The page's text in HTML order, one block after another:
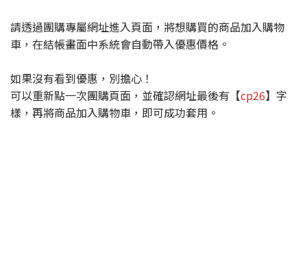
請透過團購專屬網址進入頁面，將想購買的商品加入購物
車，在結帳畫面中系統會自動帶入優惠價格。
如果沒有看到優惠，別擔心！
可以重新點一次團購頁面，並確認網址最後有【cp26】字
樣，再將商品加入購物車，即可成功套用。